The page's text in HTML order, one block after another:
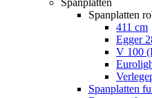
Spanplatten
Spanplatten
411 cm
Egger
V 100
Spanplatten